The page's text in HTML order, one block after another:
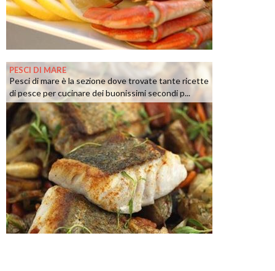
PESCI DI MARE
Pesci di mare è la sezione dove trovate tante ricette
di pesce per cucinare dei buonissimi secondi p...